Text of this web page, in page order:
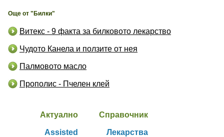
Още от "Билки"
Витекс - 9 факта за билковото лекарство
Чудото Канела и ползите от нея
Палмовото масло
Прополис - Пчелен клей
Актуално
Assisted
Справочник
Лекарства